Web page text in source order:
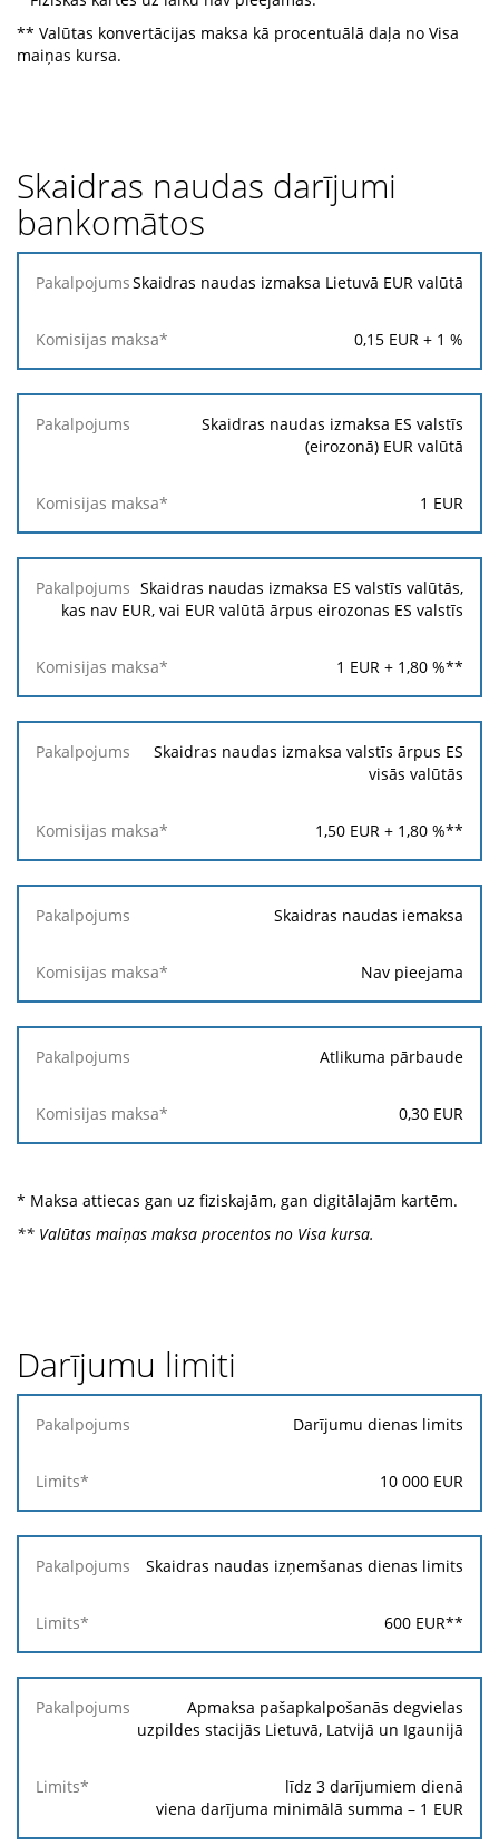
** Valūtas konvertācijas maksa kā procentuālā daļa no Visa
maiņas kursa.
Skaidras naudas darījumi
bankomātos
Pakalpojums
Komisijas
Skaidras naudas izmaksa Lietuvā EUR valūtā
0,15 EUR + 1 %
Skaidras naudas izmaksa ES valstīs
(eirozonā) EUR valūtā
1 EUR
Skaidras naudas izmaksa ES valstīs valūtās,
kas nav EUR, vai EUR valūtā ārpus eirozonas ES valstīs
1 EUR + 1,80 %**
Skaidras naudas izmaksa valstīs ārpus ES
visās valūtās
1,50 EUR + 1,80 %**
Skaidras naudas iemaksa
Nav pieejama
Atlikuma pārbaude
0,30 EUR
* Maksa attiecas gan uz fiziskajām, gan digitālajām kartēm.
** Valūtas maiņas maksa procentos no Visa kursa.
Darījumu limiti
Pakalpojums
Limits*
Darījumu dienas limits
10 000 EUR
Skaidras naudas izņemšanas dienas limits
600 EUR**
Apmaksa pašapkalpošanās degvielas
uzpildes stacijās Lietuvā, Latvijā un Igaunijā
līdz 3 darījumiem dienā
viena darījuma minimālā summa – 1 EUR